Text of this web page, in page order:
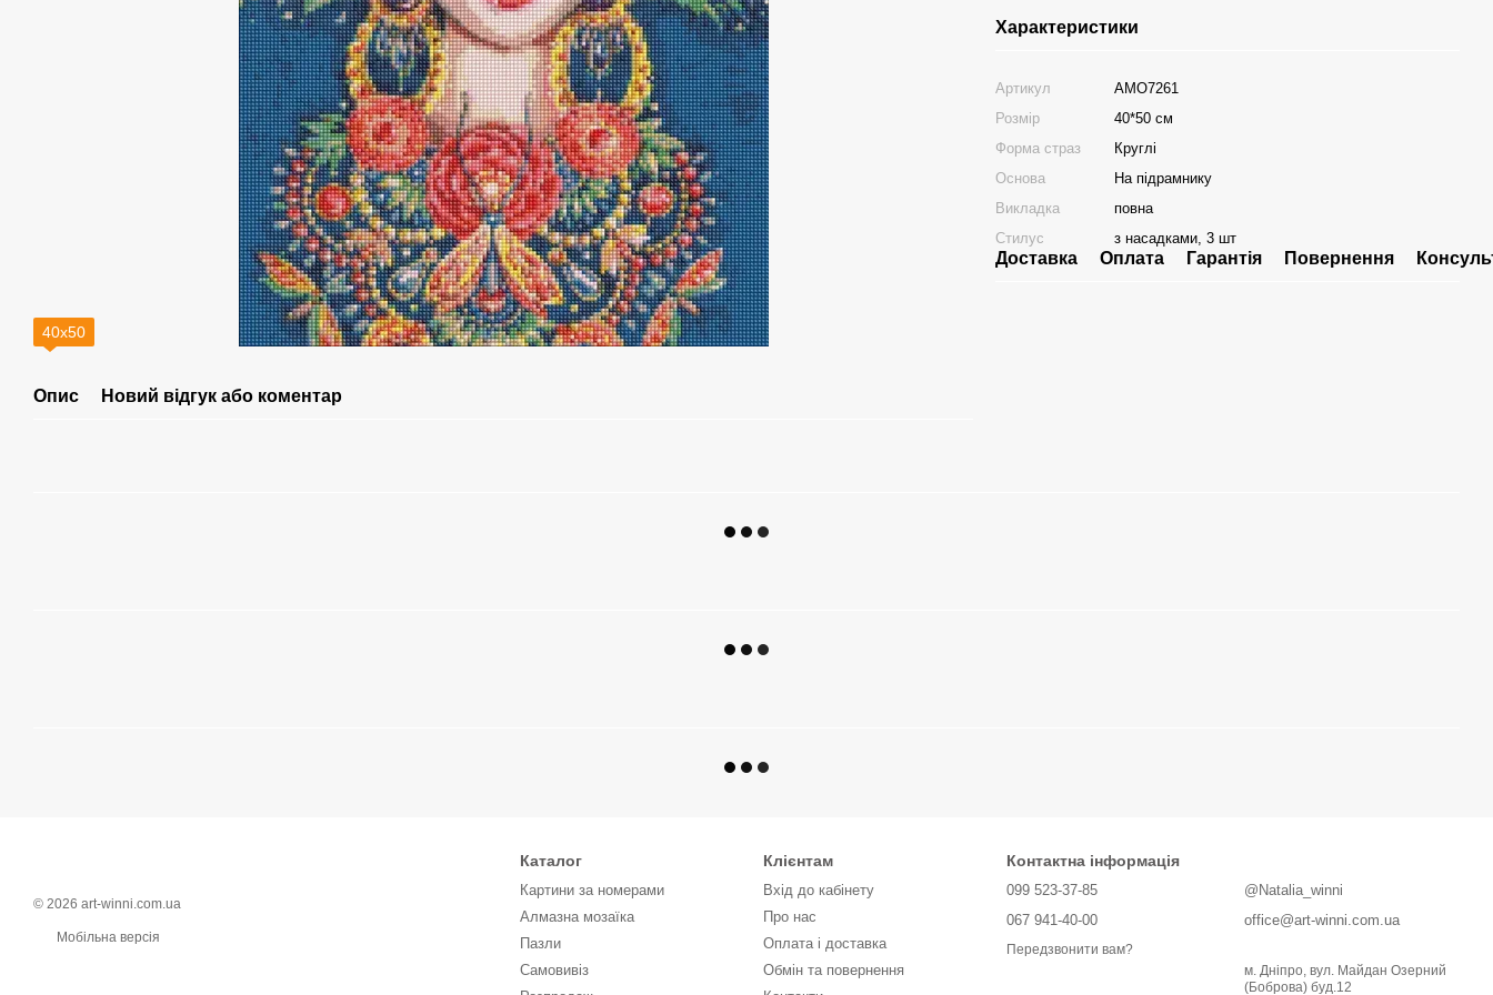
40х50
Опис Новий відгук або коментар
Характеристики
Артикул
AMO7261
Розмір
40*50 см
Форма страз
Круглі
Основа
На підрамнику
Викладка
повна
Стилус
з насадками, 3 шт
Доставка Оплата Гарантія Повернення
© 2026 art-winni.com.ua
Мобільна версія
Каталог
Картини за номерами
Алмазна мозаїка
Пазли
Самовивіз
Клієнтам
Вхід до кабінету
Про нас
Оплата і доставка
Обмін та повернення
Контактна інформація
099 523-37-85
067 941-40-00
Передзвонити вам?
@Natalia_winni
office@art-winni.com.ua
м. Дніпро, вул. Майдан Озерний
(Боброва) буд.12